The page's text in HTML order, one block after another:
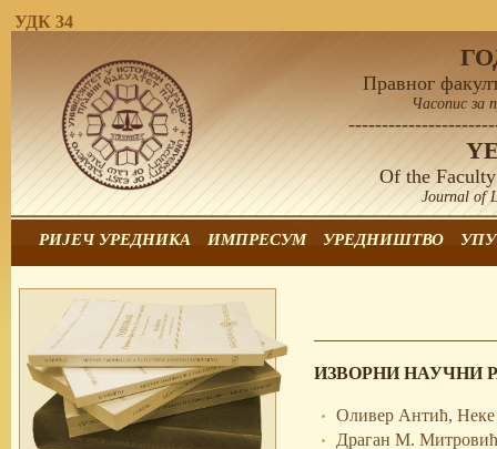
УДК 34
Правног
Часопис за
Of the
Journal of
РИЈЕЧ УРЕДНИКА ИМПРЕСУМ УРЕДНИШТВО
ИЗВОРНИ НАУЧНИ
Оливер Антић, Неке
Драган М.